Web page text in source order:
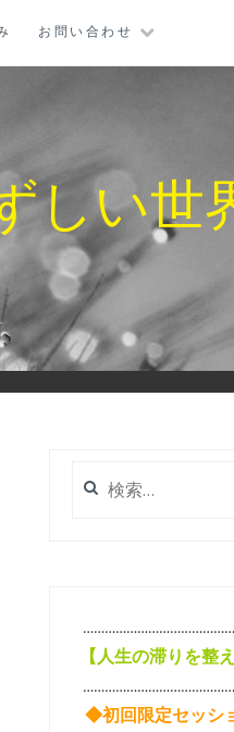
お問い合わせ
しい世
索:
【人生の滞りを整
◆初回限定セッ